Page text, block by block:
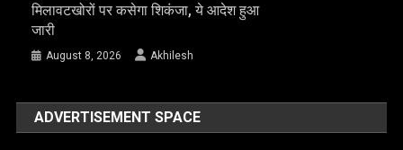
मिलावटखोरों पर कसेगा शिकंजा, ये आदेश हुआ
जारी
August 8, 2026 Akhilesh
ADVERTISEMENT SPACE